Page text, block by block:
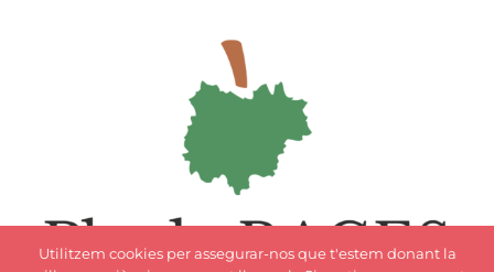
Utilitzem cookies per assegurar-nos que t'estem donant la